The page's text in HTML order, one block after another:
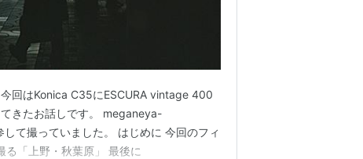
回はKonica C35にESCURA vintage 400
きたお話しです。 meganeya-
て撮っていました。 はじめに 今回のフィ
「上野・秋葉原」 最後に